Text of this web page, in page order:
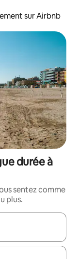
sur Airbnb
durée à
sentez comme
plus.
les flèches vers le